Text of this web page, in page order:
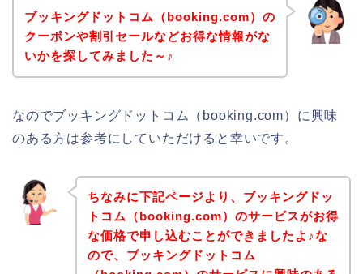
ブッキングドットコム（booking.com）の
クーポンや割引セールなどお得な情報がな
いかを探してみました～♪
なのでブッキングドットコム（booking.com）に興味
のある方は参考にしていただけると幸いです。
ちなみに下記ページより、ブッキングドッ
トコム（booking.com）のサービスがお得
な価格で申し込むことができましたよ♪な
ので、ブッキングドットコム